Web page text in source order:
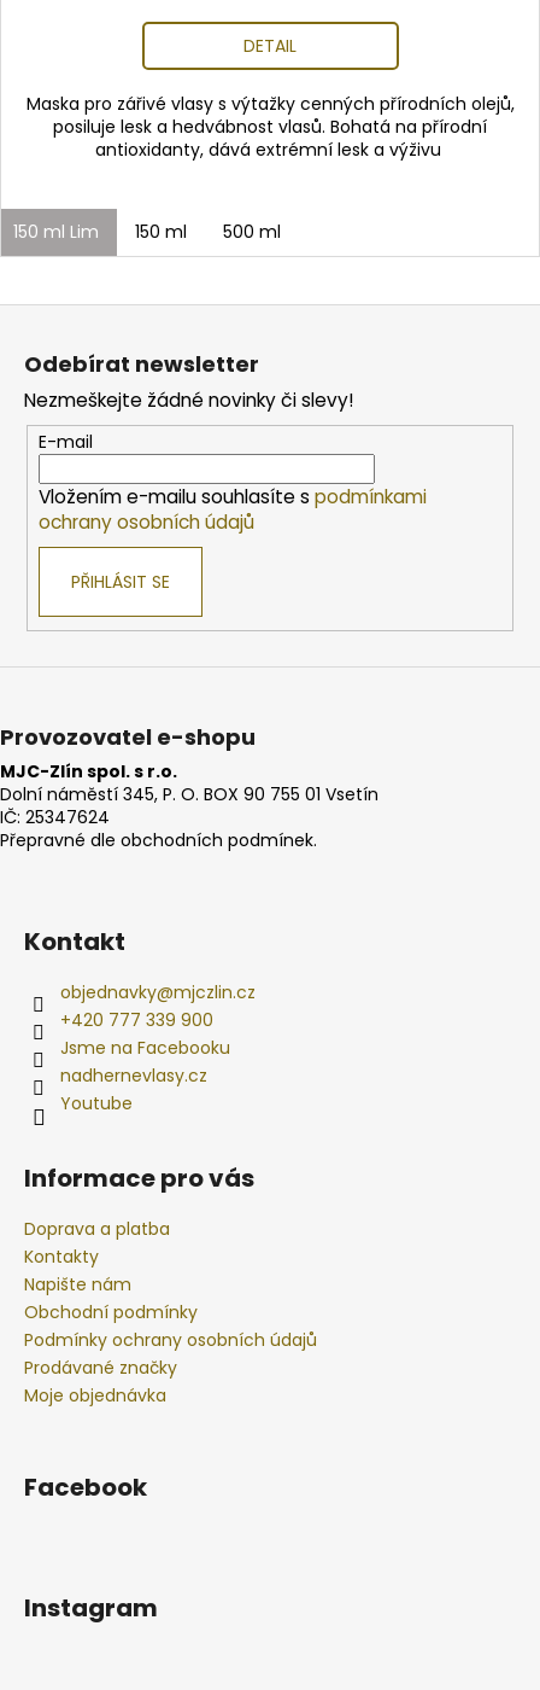
DETAIL
Maska pro zářivé vlasy s výtažky cenných přírodních olejů,
posiluje lesk a hedvábnost vlasů. Bohatá na přírodní
antioxidanty, dává extrémní lesk a výživu
150 ml Lim 150 ml 500 ml
Z
Odebírat newsletter
Nezmeškejte žádné novinky či slevy!
E-mail
Vložením e-mailu souhlasíte s podmínkami
ochrany osobních údajů
PŘIHLÁSIT SE
Provozovatel e-shopu
MJC-Zlín spol. s r.o.
Dolní náměstí 345, P. O. BOX 90 755 01 Vsetín
IČ: 25347624
Přepravné dle obchodních podmínek.
Kontakt
objednavky@mjczlin.cz
+420 777 339 900
Jsme na Facebooku
nadhernevlasy.cz
Youtube
Informace pro vás
Doprava a platba
Kontakty
Napište nám
Obchodní podmínky
Podmínky ochrany osobních údajů
Prodávané značky
Moje objednávka
Facebook
Instagram